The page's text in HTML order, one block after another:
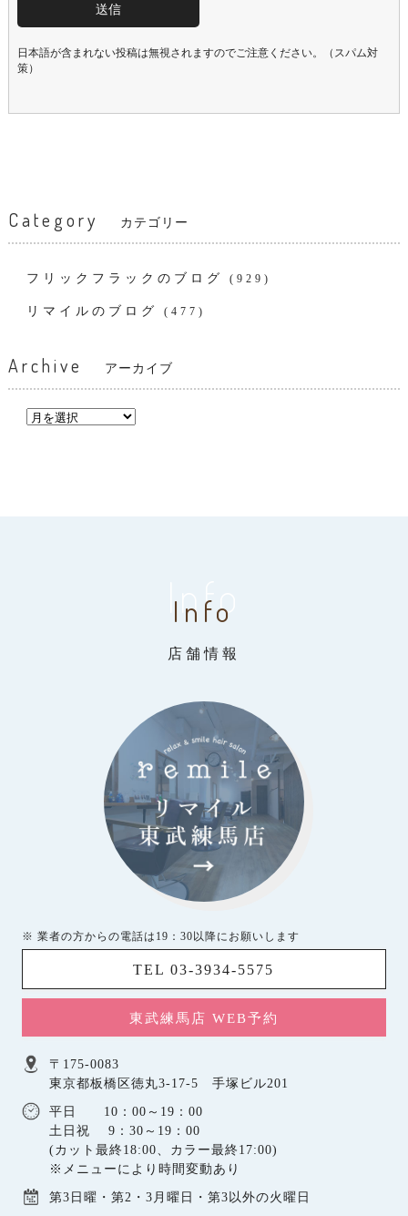
日本語が含まれない投稿は無視されますのでご注意ください。（スパム対
策）
Category カテゴリー
フリックフラックのブログ (929)
リマイルのブログ (477)
Archive アーカイブ
Info
Info
店舗情報
※ 業者の方からの電話は19：30以降にお願いします
TEL 03-3934-5575
東武練馬店 WEB予約
〒175-0083
東京都板橋区徳丸3-17-5 手塚ビル201
平日 10：00～19：00
土日祝 9：30～19：00
(カット最終18:00、カラー最終17:00)
※メニューにより時間変動あり
第3日曜・第2・3月曜日・第3以外の火曜日